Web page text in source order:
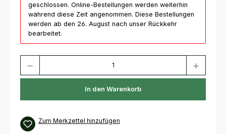
geschlossen. Online-Bestellungen werden weiterhin
während diese Zeit angenommen. Diese Bestellungen
werden ab den 26. August nach unser Rückkehr
bearbeitet.
In den Warenkorb
Zum Merkzettel hinzufügen